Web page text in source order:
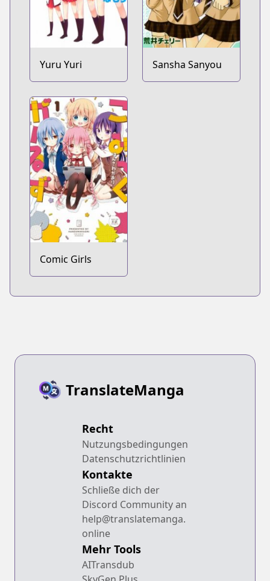
Yuru Yuri Sansha Sanyou
Comic Girls
TranslateManga
Recht
Nutzungsbedingungen
Datenschutzrichtlinien
Kontakte
Schließe dich der
Discord Community an
help@translatemanga.
online
Mehr Tools
AITransdub